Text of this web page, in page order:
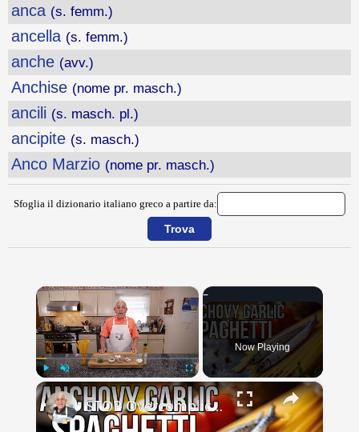
anca (s. femm.)
ancella (s. femm.)
anche (avv.)
Anchise (nome pr. masch.)
ancili (s. masch. pl.)
ancipite (s. masch.)
Anco Marzio (nome pr. masch.)
Sfoglia il dizionario italiano greco a partire da:
×
Play Unmute Fullscreen
Now Playing
×
STOP Overcomplicating Pasta: This 5-Ingredient Recipe Changes Everything